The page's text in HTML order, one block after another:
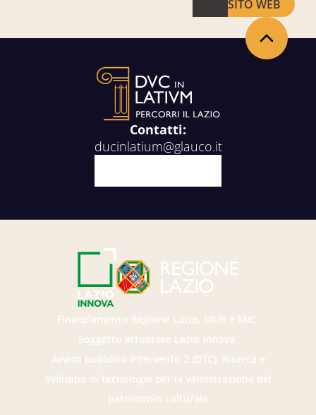
SITO WEB
Contatti:
ducinlatium@glauco.it
Finanziamento Regione Lazio, MUR e MiC.
Soggetto attuatore Lazio Innova.
Avviso pubblico intervento 2 (DTC). Ricerca e
Sviluppo di tecnologie per la valorizzazione del
patrimonio culturale
Torna in alto